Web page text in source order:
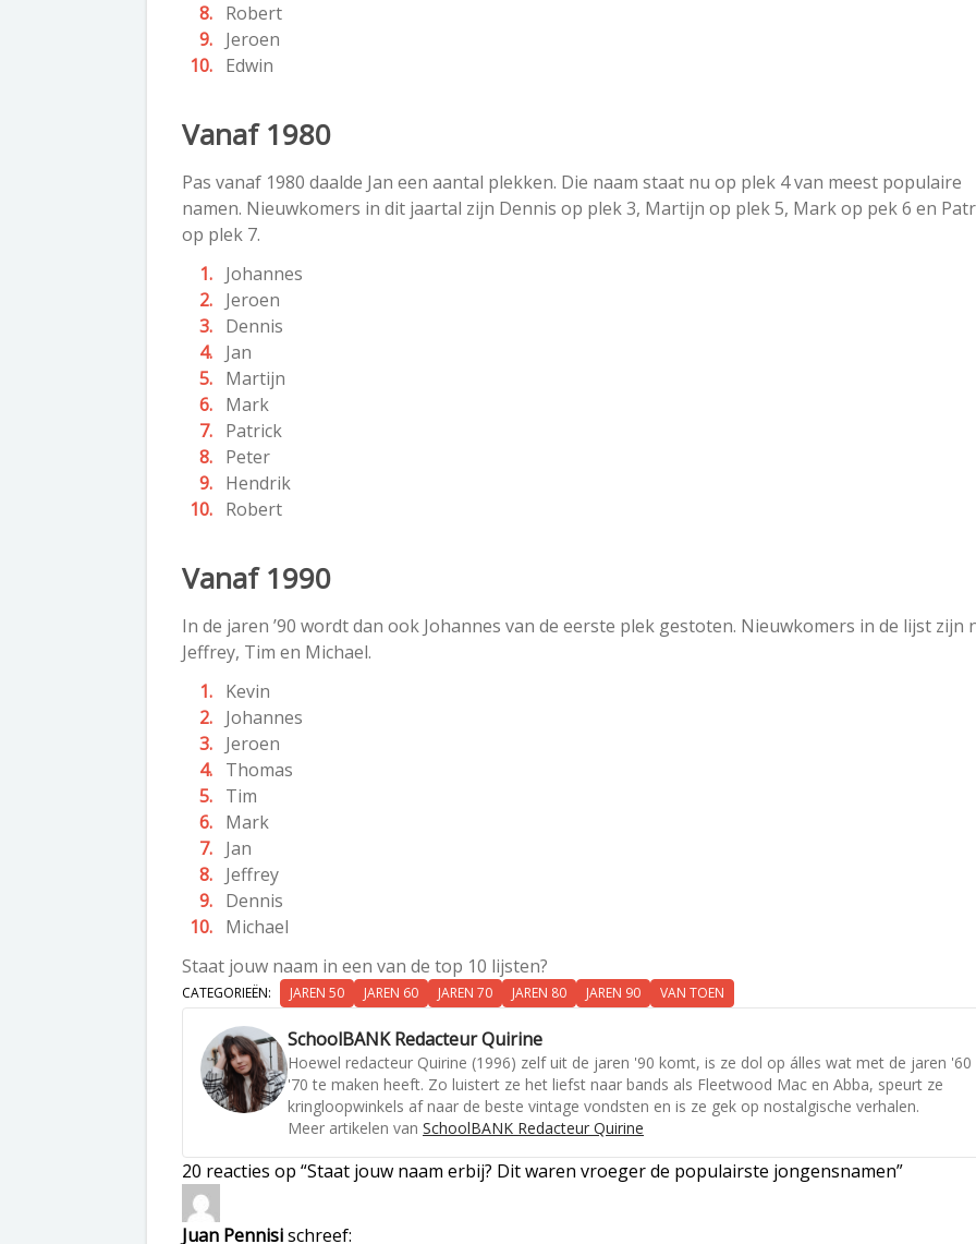
Robert
Jeroen
Edwin
Vanaf 1980
Pas vanaf 1980 daalde Jan een aantal plekken. Die naam staat nu op plek 4 van meest populaire
namen. Nieuwkomers in dit jaartal zijn Dennis op plek 3, Martijn op plek 5, Mark op pek 6 en
op plek 7.
Johannes
Jeroen
Dennis
Jan
Martijn
Mark
Patrick
Peter
Hendrik
Robert
Vanaf 1990
In de jaren ’90 wordt dan ook Johannes van de eerste plek gestoten. Nieuwkomers in de lijst zijn
Jeffrey, Tim en Michael.
Kevin
Johannes
Jeroen
Thomas
Tim
Mark
Jan
Jeffrey
Dennis
Michael
Staat jouw naam in een van de top 10 lijsten?
CATEGORIEËN: JAREN 50 JAREN 60 JAREN 70 JAREN 80 JAREN 90 VAN TOEN
SchoolBANK Redacteur Quirine
Hoewel redacteur Quirine (1996) zelf uit de jaren '90 komt, is ze dol op álles wat met de jaren '60
'70 te maken heeft. Zo luistert ze het liefst naar bands als Fleetwood Mac en Abba, speurt ze
kringloopwinkels af naar de beste vintage vondsten en is ze gek op nostalgische verhalen.
Meer artikelen van SchoolBANK Redacteur Quirine
20 reacties op “Staat jouw naam erbij? Dit waren vroeger de populairste jongensnamen”
Juan Pennisischreef: